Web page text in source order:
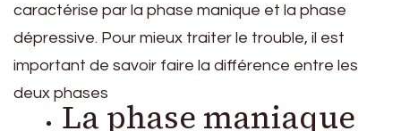
caractérise par la phase manique et la phase
dépressive. Pour mieux traiter le trouble, il est
important de savoir faire la différence entre les
deux phases
La phase maniaque